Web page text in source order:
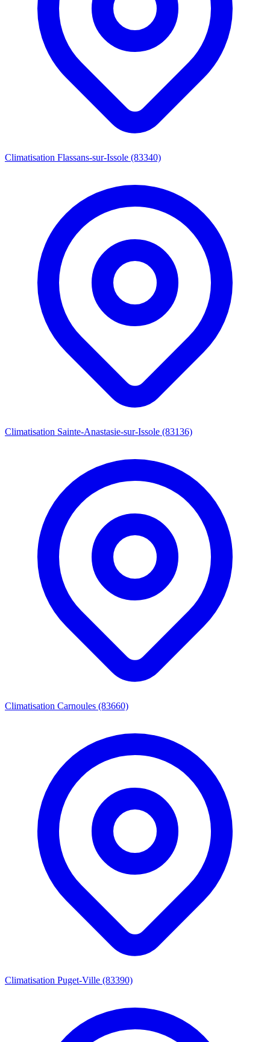
Climatisation Flassans-sur-Issole (83340)
Climatisation Sainte-Anastasie-sur-Issole (83136)
Climatisation Carnoules (83660)
Climatisation Puget-Ville (83390)